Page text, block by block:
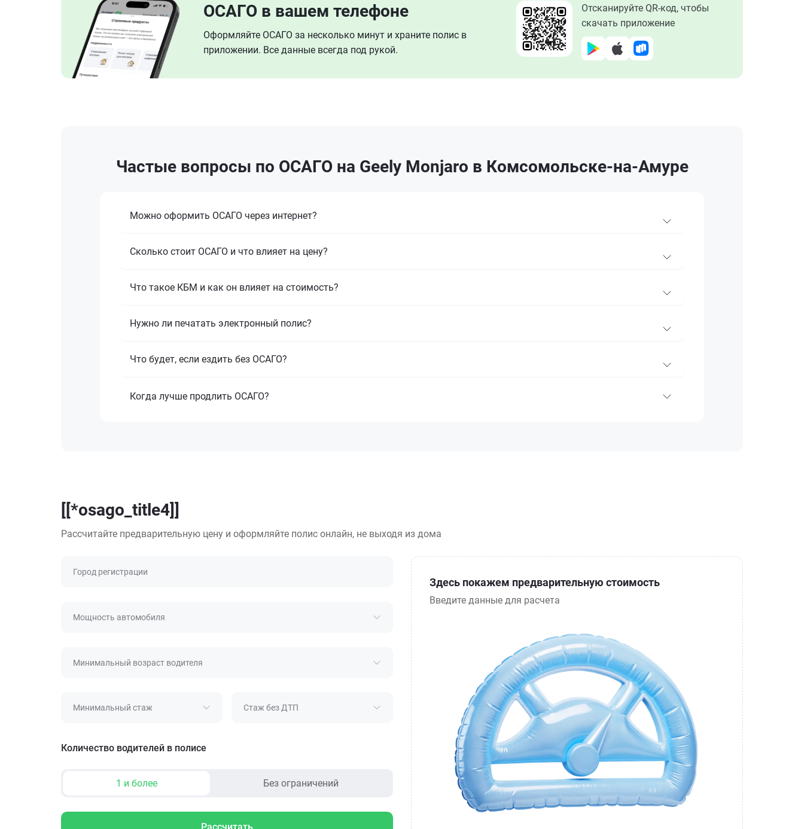
ОСАГО в вашем телефоне
Оформляйте ОСАГО за несколько минут и храните полис в
приложении. Все данные всегда под рукой.
Отсканируйте QR-код, чтобы
скачать приложение
Частые вопросы по ОСАГО на Geely Monjaro в Комсомольске-на-Амуре
Можно оформить ОСАГО через интернет?
Сколько стоит ОСАГО и что влияет на цену?
Что такое КБМ и как он влияет на стоимость?
Нужно ли печатать электронный полис?
Что будет, если ездить без ОСАГО?
Когда лучше продлить ОСАГО?
[[*osago_title4]]
Рассчитайте предварительную цену и оформляйте полис онлайн, не выходя из дома
Город регистрации
Мощность автомобиля
Минимальный возраст водителя
Минимальный стаж Стаж без ДТП
Количество водителей в полисе
1 и более Без ограничений
Рассчитать
Здесь покажем предварительную стоимость
Введите данные для расчета